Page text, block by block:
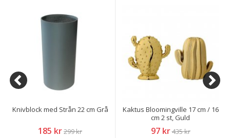
Knivblock med Strån 22 cm Grå
185 kr299 kr
Kaktus Bloomingville 17 cm / 16
cm 2 st, Guld
97 kr435 kr